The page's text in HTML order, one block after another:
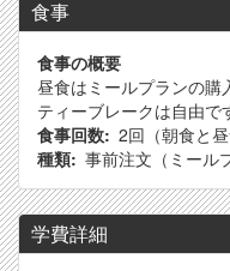
食事
食事の概要
昼食はミールプランの購
ティーブレークは自由で
食事回数 2回（朝食と昼
種類 事前注文（ミール
学費詳細